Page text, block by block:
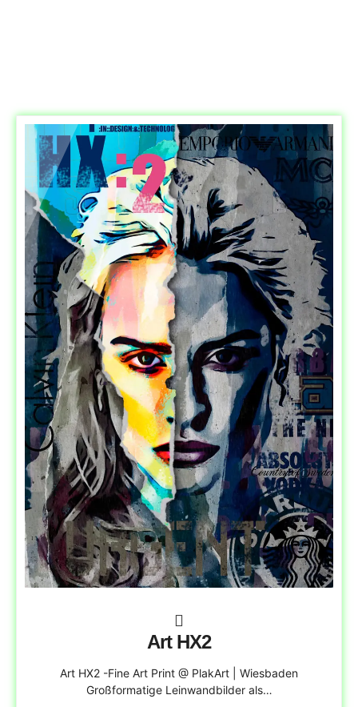
Art HX2
Art HX2 -Fine Art Print @ PlakArt | Wiesbaden
Großformatige Leinwandbilder als…